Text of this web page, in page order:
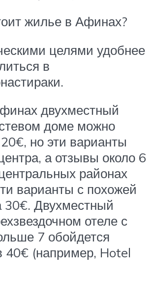
жилье в Афинах?
целями удобнее
в
двухместный
доме можно
но эти варианты
а отзывы около 6
районах
варианты с похожей
30€. Двухместный
отеле с
7 обойдется
(например, Hotel